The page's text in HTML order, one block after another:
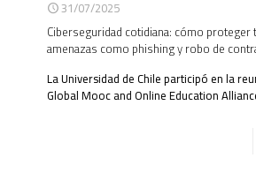
31/07/2025
Ciberseguridad cotidiana: cómo
amenazas como phishing y robo de
La Universidad de Chile participó en la
Global Mooc and Online Education